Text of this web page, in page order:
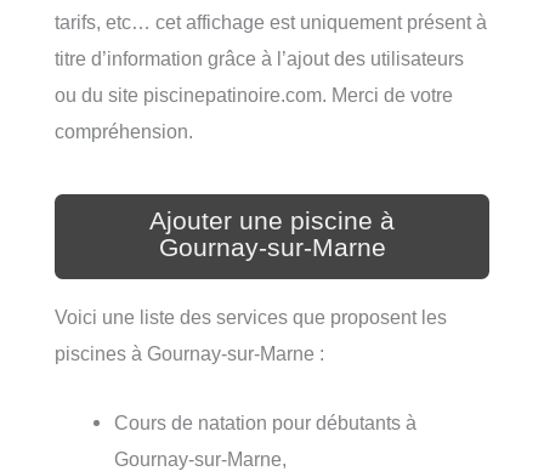
tarifs, etc… cet affichage est uniquement présent à
titre d’information grâce à l’ajout des utilisateurs
ou du site piscinepatinoire.com. Merci de votre
compréhension.
Ajouter une piscine à
Gournay-sur-Marne
Voici une liste des services que proposent les
piscines à Gournay-sur-Marne :
Cours de natation pour débutants à
Gournay-sur-Marne,